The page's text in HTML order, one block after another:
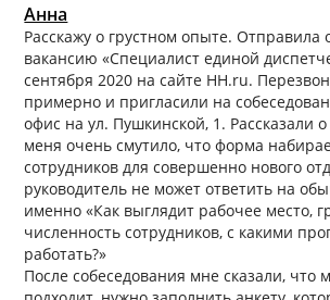
Анна
Расскажу о грустном опыте. Отправила
вакансию «Специалист единой
сентября 2020 на сайте HH.ru.
примерно и пригласили на
офис на ул. Пушкинской, 1. Рассказали
меня очень смутило, что форма
сотрудников для совершенно нового
руководитель не может ответить на
именно «Как выглядит рабочее место,
численность сотрудников, с какими
работать?»
После собеседования мне сказали, что